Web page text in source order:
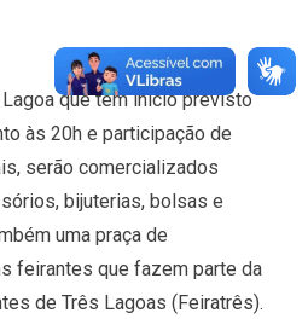
Lagoa que tem início previsto
às 20h e participação de
serão comercializados
bijuterias, bolsas e
uma praça de
feirantes que fazem parte da
de Três Lagoas (Feiratrês).